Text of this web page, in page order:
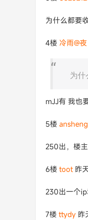
为什么都要
4楼 冷雨@夜
为什
mJJ有 我也
5楼 ansheng
250出，楼
6楼 toot 昨
230出一个
7楼 ttydy 昨